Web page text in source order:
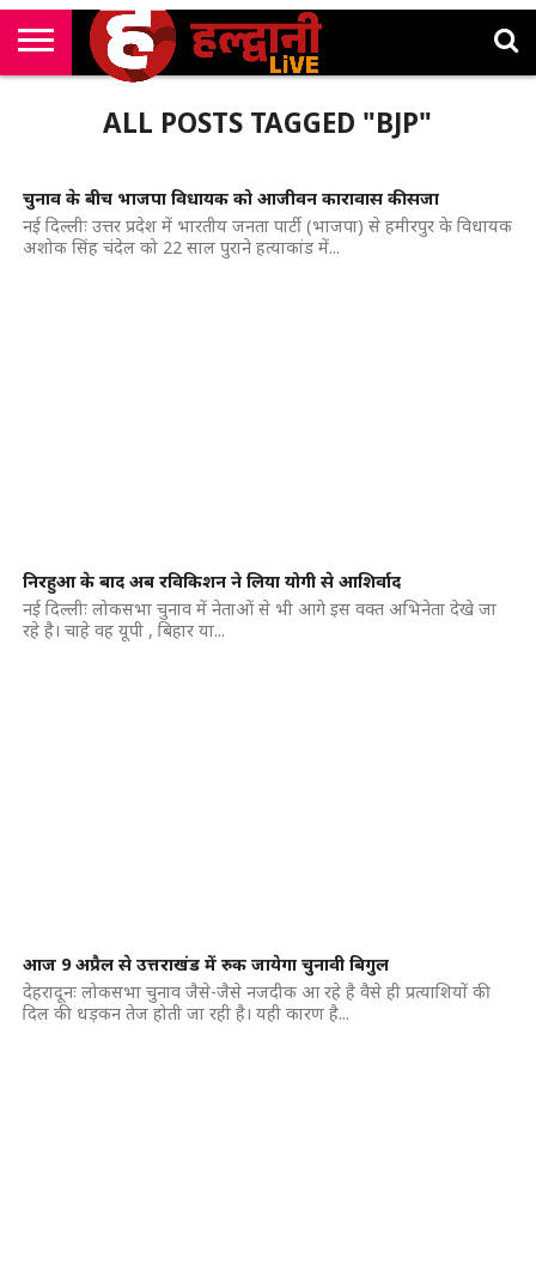
राष्ट्रीय
ALL POSTS TAGGED "BJP"
चुनाव के बीच भाजपा विधायक को आजीवन कारावास की सजा
नई दिल्लीः उत्तर प्रदेश में भारतीय जनता पार्टी (भाजपा) से हमीरपुर के विधायक
अशोक सिंह चंदेल को 22 साल पुराने हत्याकांड में...
निरहुआ के बाद अब रविकिशन ने लिया योगी से आशिर्वाद
नई दिल्लीः लोकसभा चुनाव में नेताओं से भी आगे इस वक्त अभिनेता देखे जा
रहे है। चाहे वह यूपी , बिहार या...
आज 9 अप्रैल से उत्तराखंड में रुक जायेगा चुनावी बिगुल
देहरादूनः लोकसभा चुनाव जैसे-जैसे नजदीक आ रहे है वैसे ही प्रत्याशियों की
दिल की धड़कन तेज होती जा रही है। यही कारण है...